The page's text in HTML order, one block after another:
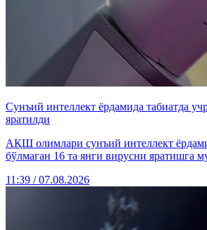
Сунъий интеллект ёрдамида табиатда
яратилди
АҚШ олимлари сунъий интеллект
бўлмаган 16 та янги вирусни яратишга
11:39 / 07.08.2026